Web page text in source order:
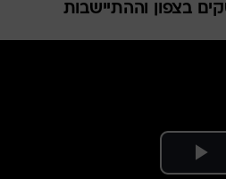
בצפון וההתיישבות